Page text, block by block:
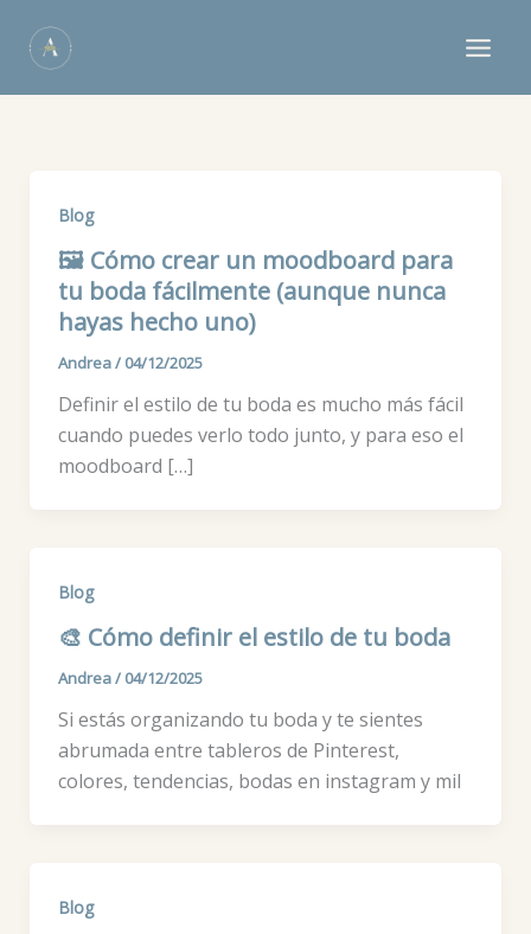
contenido
Blog
🖼️ Cómo crear un moodboard para
tu boda fácilmente (aunque nunca
hayas hecho uno)
Andrea/ 04/12/2025
Definir el estilo de tu boda es mucho más fácil
cuando puedes verlo todo junto, y para eso el
moodboard […]
Blog
🎨 Cómo definir el estilo de tu boda
Andrea/ 04/12/2025
Si estás organizando tu boda y te sientes
abrumada entre tableros de Pinterest,
colores, tendencias, bodas en instagram y mil
Blog